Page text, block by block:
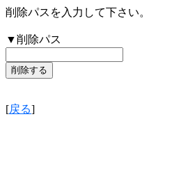
削除パスを入力して下さい。
▼削除パス
[戻る]